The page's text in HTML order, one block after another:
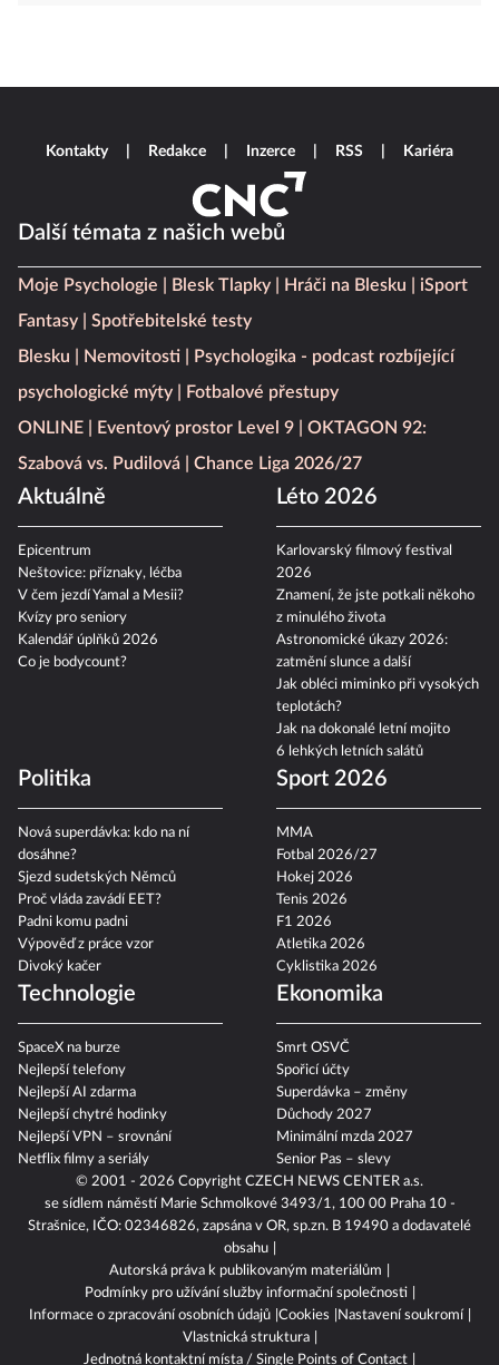
Další témata z našich webů
Moje Psychologie Blesk Tlapky Hráči na Blesku
iSport
Fantasy
Spotřebitelské testy
Blesku
Nemovitosti
Psychologika - podcast rozbíjející
psychologické mýty
Fotbalové přestupy
ONLINE
Eventový prostor Level 9
OKTAGON 92:
Szabová vs. Pudilová
Chance Liga 2026/27
Aktuálně
Epicentrum
Neštovice: příznaky, léčba
V čem jezdí Yamal a Mesii?
Kvízy pro seniory
Kalendář úplňků 2026
Co je bodycount?
Léto 2026
Karlovarský filmový festival
2026
Znamení, že jste potkali někoho
z minulého života
Astronomické úkazy 2026:
zatmění slunce a další
Jak obléci miminko při vysokých
teplotách?
Jak na dokonalé letní mojito
6 lehkých letních salátů
Politika
Nová superdávka: kdo na ní
dosáhne?
Sjezd sudetských Němců
Proč vláda zavádí EET?
Padni komu padni
Výpověď z práce vzor
Divoký kačer
Sport 2026
MMA
Fotbal 2026/27
Hokej 2026
Tenis 2026
F1 2026
Atletika 2026
Cyklistika 2026
Technologie
SpaceX na burze
Nejlepší telefony
Nejlepší AI zdarma
Nejlepší chytré hodinky
Nejlepší VPN – srovnání
Netflix filmy a seriály
Ekonomika
Smrt OSVČ
Spořicí účty
Superdávka – změny
Důchody 2027
Minimální mzda 2027
Senior Pas – slevy
Kontakty Redakce Inzerce RSS Kariéra
© 2001 - 2026 Copyright CZECH NEWS CENTER a.s.
se sídlem náměstí Marie Schmolkové 3493/1, 100 00 Praha 10 -
Strašnice, IČO: 02346826, zapsána v OR, sp.zn. B 19490 a dodavatelé
obsahu
Autorská práva k publikovaným materiálům
Podmínky pro užívání služby informační společnosti
Informace o zpracování osobních údajů Cookies
Nastavení soukromí
Vlastnická struktura
Jednotná kontaktní místa / Single Points of Contact